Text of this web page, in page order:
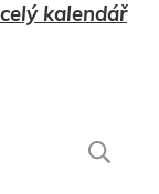
kalendář